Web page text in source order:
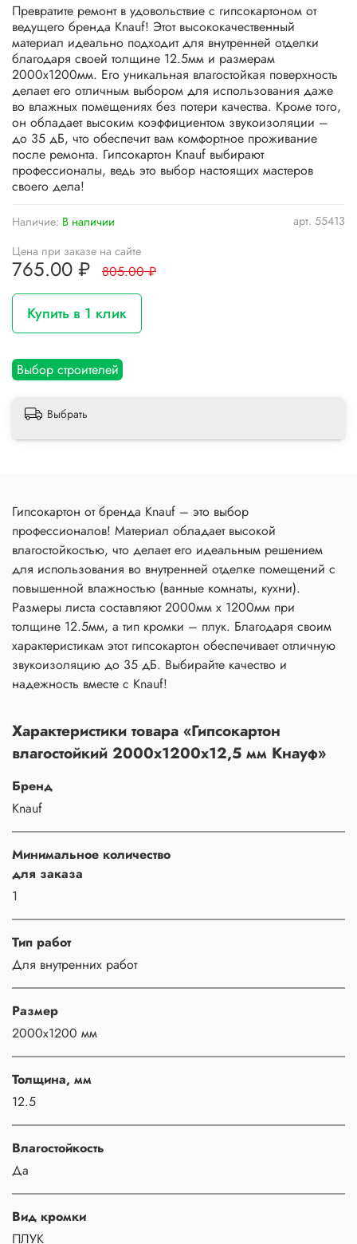
арт. 55413
Наличие: В наличии
Выбор строителей
Цена при заказе на сайте
765.00 ₽ 805.00 ₽
Купить в 1 клик
Превратите ремонт в удовольствие с гипсокартоном от
ведущего бренда Knauf! Этот высококачественный
материал идеально подходит для внутренней отделки
благодаря своей толщине 12.5мм и размерам
2000х1200мм. Его уникальная влагостойкая поверхность
делает его отличным выбором для использования даже
во влажных помещениях без потери качества. Кроме того,
он обладает высоким коэффициентом звукоизоляции –
до 35 дБ, что обеспечит вам комфортное проживание
после ремонта. Гипсокартон Knauf выбирают
профессионалы, ведь это выбор настоящих мастеров
своего дела!
Выбрать
Гипсокартон от бренда Knauf – это выбор
профессионалов! Материал обладает высокой
влагостойкостью, что делает его идеальным решением
для использования во внутренней отделке помещений с
повышенной влажностью (ванные комнаты, кухни).
Размеры листа составляют 2000мм х 1200мм при
толщине 12.5мм, а тип кромки – плук. Благодаря своим
характеристикам этот гипсокартон обеспечивает отличную
звукоизоляцию до 35 дБ. Выбирайте качество и
надежность вместе с Knauf!
Характеристики товара «Гипсокартон
влагостойкий 2000х1200x12,5 мм Кнауф»
Бренд
Knauf
Минимальное количество
для заказа
1
Тип работ
Для внутренних работ
Размер
2000х1200 мм
Толщина, мм
12.5
Влагостойкость
Да
Вид кромки
ПЛУК